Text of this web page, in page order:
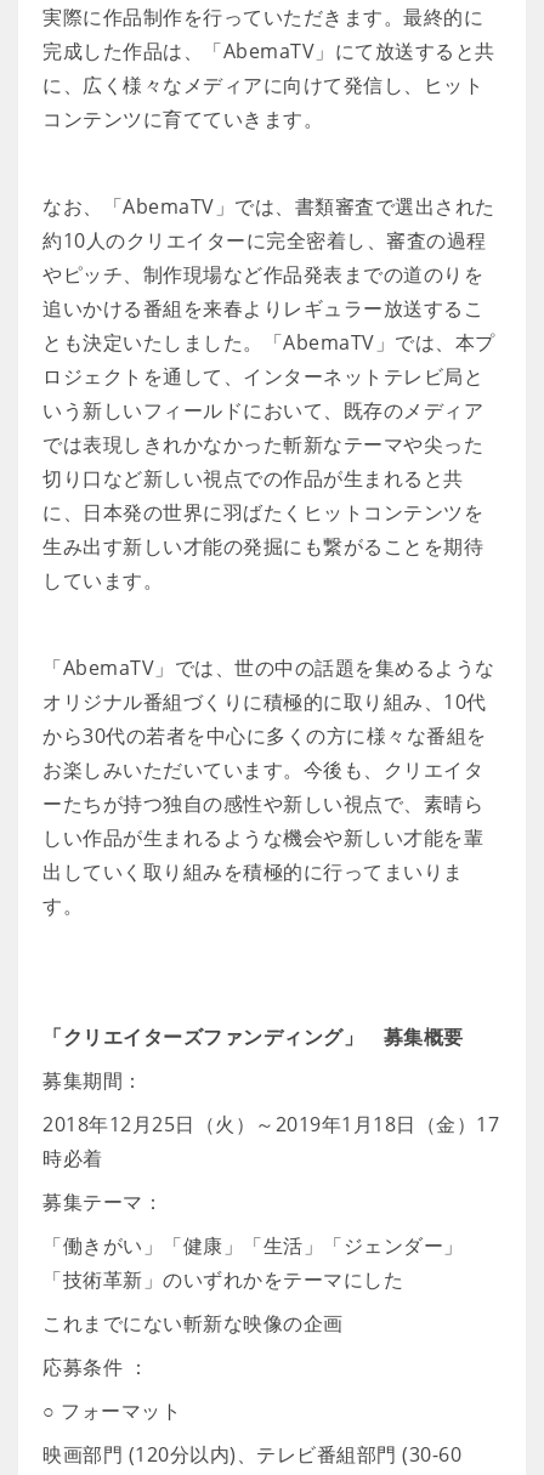
実際に作品制作を行っていただきます。最終的に
完成した作品は、「AbemaTV」にて放送すると共
に、広く様々なメディアに向けて発信し、ヒット
コンテンツに育てていきます。
なお、「AbemaTV」では、書類審査で選出された
約10人のクリエイターに完全密着し、審査の過程
やピッチ、制作現場など作品発表までの道のりを
追いかける番組を来春よりレギュラー放送するこ
とも決定いたしました。「AbemaTV」では、本プ
ロジェクトを通して、インターネットテレビ局と
いう新しいフィールドにおいて、既存のメディア
では表現しきれかなかった斬新なテーマや尖った
切り口など新しい視点での作品が生まれると共
に、日本発の世界に羽ばたくヒットコンテンツを
生み出す新しい才能の発掘にも繋がることを期待
しています。
「AbemaTV」では、世の中の話題を集めるような
オリジナル番組づくりに積極的に取り組み、10代
から30代の若者を中心に多くの方に様々な番組を
お楽しみいただいています。今後も、クリエイタ
ーたちが持つ独自の感性や新しい視点で、素晴ら
しい作品が生まれるような機会や新しい才能を輩
出していく取り組みを積極的に行ってまいりま
す。
「クリエイターズファンディング」 募集概要
募集期間：
2018年12月25日（火）～2019年1月18日（金）17
時必着
募集テーマ：
「働きがい」「健康」「生活」「ジェンダー」
「技術革新」のいずれかをテーマにした
これまでにない斬新な映像の企画
応募条件 ：
○ フォーマット
映画部門 (120分以内)、テレビ番組部門 (30-60